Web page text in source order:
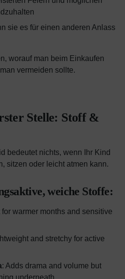
sie es für einen anderen Anlass
worauf man beim Einkaufen
vermeiden sollte.
Stelle: Stoff &
bedeutet nichts, wenn Ihr Kind
sitzen oder leicht atmen kann.
weiche Stoffe:
for warmer months and sensitive
and stretchy for active
: Adds drama and volume but
underneath